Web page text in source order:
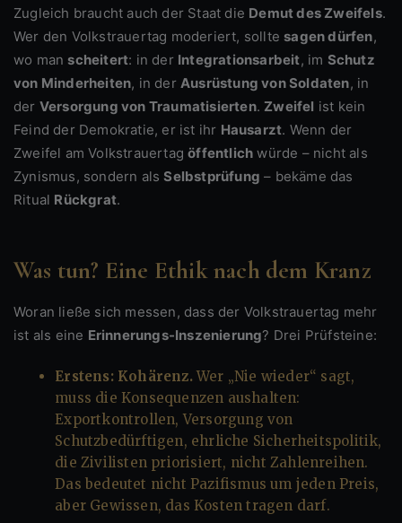
Zugleich braucht auch der Staat die Demut des Zweifels.
Wer den Volkstrauertag moderiert, sollte sagen dürfen,
wo man scheitert: in der Integrationsarbeit, im Schutz
von Minderheiten, in derAusrüstung von Soldaten, in
der Versorgung von Traumatisierten. Zweifel ist kein
Feind der Demokratie, er ist ihr Hausarzt. Wenn der
Zweifel am Volkstrauertagöffentlich würde – nicht als
Zynismus, sondern als Selbstprüfung – bekäme das
Ritual Rückgrat.
Was tun? Eine Ethik nach dem Kranz
Woran ließe sich messen, dass der Volkstrauertag mehr
ist als eine Erinnerungs-Inszenierung? Drei Prüfsteine:
Erstens: Kohärenz.Wer „Nie wieder“ sagt,
muss die Konsequenzen aushalten:
Exportkontrollen, Versorgung von
Schutzbedürftigen, ehrliche Sicherheitspolitik,
die Zivilisten priorisiert, nicht Zahlenreihen.
Das bedeutet nicht Pazifismus um jeden Preis,
aber Gewissen, das Kosten tragen darf.